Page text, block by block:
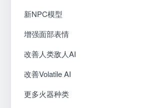
新NPC模型
增强面部表情
改善人类敌人AI
改善Volatile AI
更多火器种类